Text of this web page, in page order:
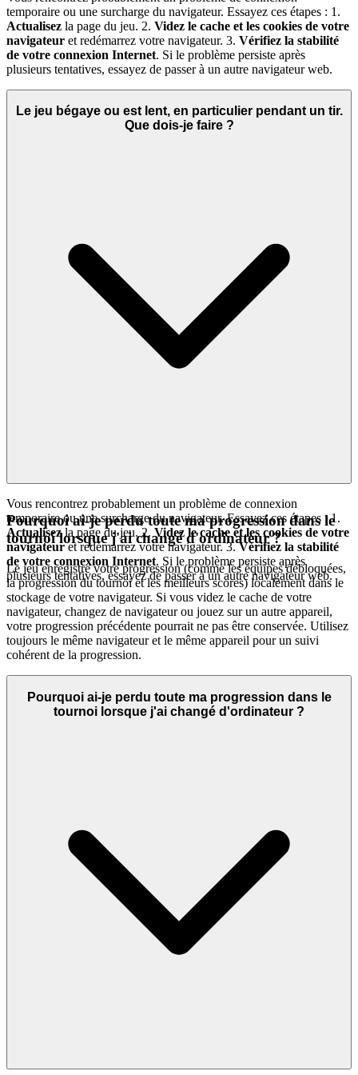
temporaire ou une surcharge du navigateur. Essayez ces étapes : 1.
Actualisez la page du jeu. 2. Videz le cache et les cookies de votre
navigateur et redémarrez votre navigateur. 3. Vérifiez la stabilité
de votre connexion Internet. Si le problème persiste après
plusieurs tentatives, essayez de passer à un autre navigateur web.
Le jeu bégaye ou est lent, en particulier pendant un tir.
Que dois-je faire ?
Vous rencontrez probablement un problème de connexion
temporaire ou une surcharge du navigateur. Essayez ces étapes : 1.
Actualisezla page du jeu. 2. Videz le cache et les cookies de votre
navigateuret redémarrez votre navigateur. 3.Vérifiez la stabilité
de votre connexion Internet. Si le problème persiste après
plusieurs tentatives, essayez de passer à un autre navigateur web.
Pourquoi ai-je perdu toute ma progression dans le
tournoi lorsque j'ai changé d'ordinateur ?
Le jeu enregistre votre progression (comme les équipes débloquées,
la progression du tournoi et les meilleurs scores) localement dans le
stockage de votre navigateur. Si vous videz le cache de votre
navigateur, changez de navigateur ou jouez sur un autre appareil,
votre progression précédente pourrait ne pas être conservée. Utilisez
toujours le même navigateur et le même appareil pour un suivi
cohérent de la progression.
Pourquoi ai-je perdu toute ma progression dans le
tournoi lorsque j'ai changé d'ordinateur ?